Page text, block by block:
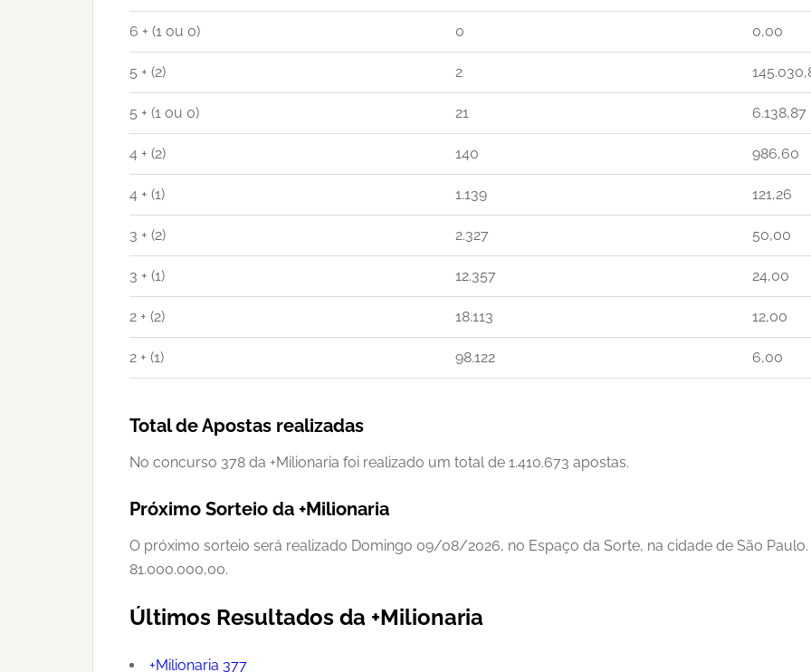
6 + (1 ou 0) 0 0,00
5 + (2) 2
5 + (1 ou 0) 21 6.138,87
4 + (2) 140 986,60
4 + (1) 1.139 121,26
3 + (2) 2.327 50,00
3 + (1) 12.357 24,00
2 + (2) 18.113 12,00
2 + (1) 98.122 6,00
Total de Apostas realizadas
No concurso 378 da +Milionaria foi realizado um total de 1.410.673 apostas.
Próximo Sorteio da +Milionaria
O próximo sorteio será realizado Domingo 09/08/2026, no Espaço da Sorte, na cidade de São
81.000.000,00.
Últimos Resultados da +Milionaria
+Milionaria 377